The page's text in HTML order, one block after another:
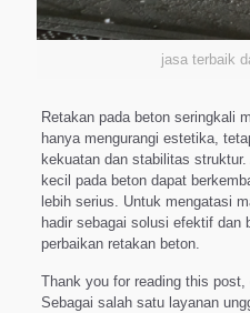
jasa terbaik
Retakan pada beton seringkali
hanya mengurangi estetika,
kekuatan dan stabilitas
kecil pada beton dapat
lebih serius. Untuk mengatasi
hadir sebagai solusi efektif dan
perbaikan retakan beton.
Thank you for reading this
Sebagai salah satu layanan